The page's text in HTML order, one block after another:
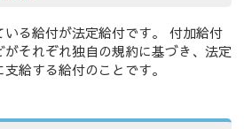
る給付が法定給付です。 付加給付
それぞれ独自の規約に基づき、法定
給する給付のことです。